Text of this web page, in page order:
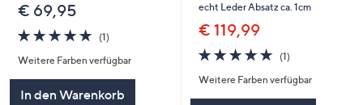
€ 69,95
5.0
von
5
(1)1
Weitere Farben verfügbar
In den Warenkorb
echt Leder Absatz ca. 1cm
€ 119,99
5.0
von
5
(1)1
Weitere Farben verfügbar